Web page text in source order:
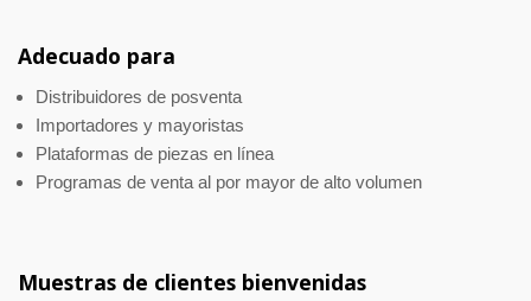
Adecuado para
Distribuidores de posventa
Importadores y mayoristas
Plataformas de piezas en línea
Programas de venta al por mayor de alto volumen
Muestras de clientes bienvenidas